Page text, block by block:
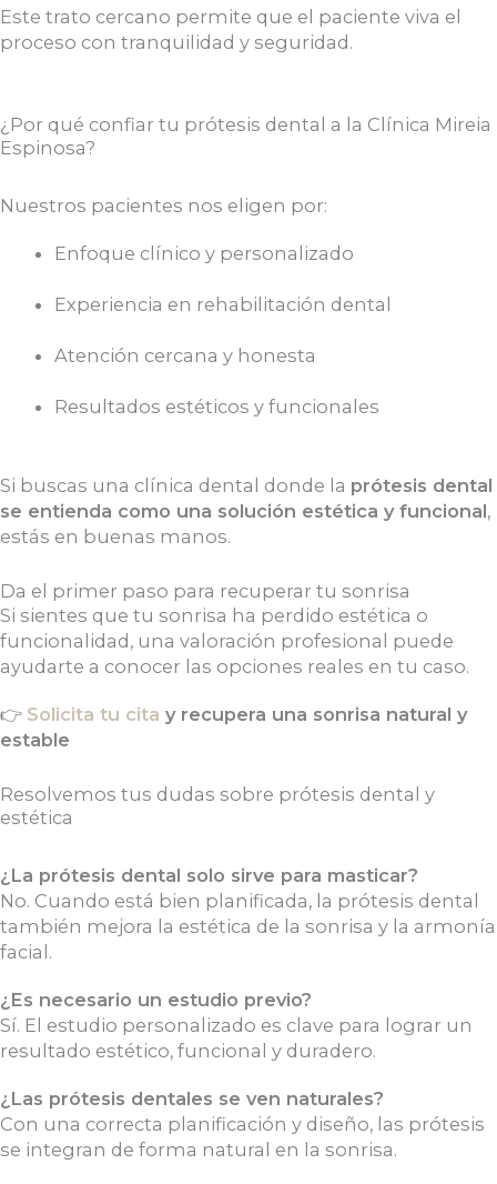
Este trato cercano permite que el paciente viva el
proceso con tranquilidad y seguridad.
¿Por qué confiar tu prótesis dental a la Clínica Mireia
Espinosa?
Nuestros pacientes nos eligen por:
Enfoque clínico y personalizado
Experiencia en rehabilitación dental
Atención cercana y honesta
Resultados estéticos y funcionales
Si buscas una clínica dental donde la prótesis dental
se entienda como una solución estética y funcional,
estás en buenas manos.
Da el primer paso para recuperar tu sonrisa
Si sientes que tu sonrisa ha perdido estética o
funcionalidad, una valoración profesional puede
ayudarte a conocer las opciones reales en tu caso.
👉 Solicita tu cita y recupera una sonrisa natural y
estable
Resolvemos tus dudas sobre prótesis dental y
estética
¿La prótesis dental solo sirve para masticar?
No. Cuando está bien planificada, la prótesis dental
también mejora la estética de la sonrisa y la armonía
facial.
¿Es necesario un estudio previo?
Sí. El estudio personalizado es clave para lograr un
resultado estético, funcional y duradero.
¿Las prótesis dentales se ven naturales?
Con una correcta planificación y diseño, las prótesis
se integran de forma natural en la sonrisa.